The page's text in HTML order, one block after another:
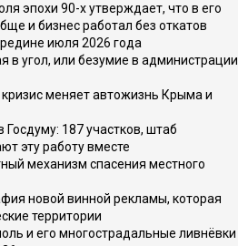
эпохи 90-х утверждает, что в его
и бизнес работал без откатов
июля 2026 года
в угол, или безумие в администрации
меняет автожизнь Крыма и
187 участков, штаб
эту работу вместе
механизм спасения местного
новой винной рекламы, которая
территории
и его многострадальные ливнёвки